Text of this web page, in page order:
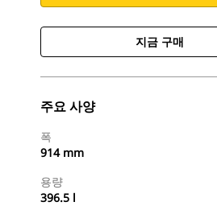
지금 구매
주요 사양
폭
914 mm
용량
396.5 l